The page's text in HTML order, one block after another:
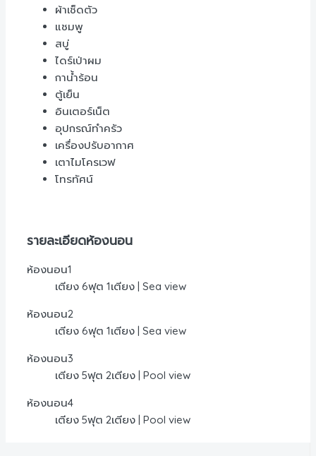
ผ้าเช็ดตัว
แชมพู
สบู่
ไดร์เป่าผม
กาน้ำร้อน
ตู้เย็น
อินเตอร์เน็ต
อุปกรณ์ทำครัว
เครื่องปรับอากาศ
เตาไมโครเวฟ
โทรทัศน์
รายละเอียดห้องนอน
ห้องนอน1
เตียง 6ฟุต 1เตียง | Sea view
ห้องนอน2
เตียง 6ฟุต 1เตียง | Sea view
ห้องนอน3
เตียง 5ฟุต 2เตียง | Pool view
ห้องนอน4
เตียง 5ฟุต 2เตียง | Pool view